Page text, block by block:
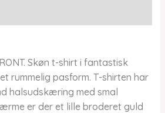
Skøn t-shirt i fantastisk
rummelig pasform. T-shirten har
halsudskæring med smal
er der et lille broderet guld